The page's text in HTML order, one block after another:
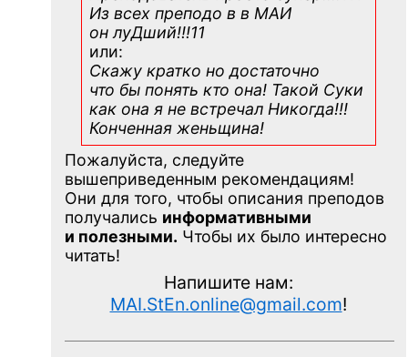
Из всех преподо в в МАИ
он луДший!!!11
или:
Скажу кратко но достаточно
что бы понять кто она! Такой Суки
как она я не встречал Никогда!!!
Конченная женьщина!
Пожалуйста, следуйте
вышеприведенным рекомендациям!
Они для того, чтобы описания преподов
получались информативными
и полезными. Чтобы их было интересно
читать!
Напишите нам:
MAI.StEn.online@gmail.com!